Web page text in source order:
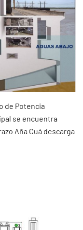
de Potencia
se encuentra
Aña Cuá descarga